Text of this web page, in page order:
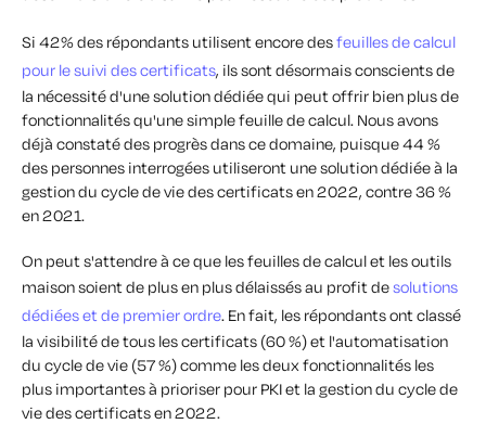
Si 42% des répondants utilisent encore desfeuilles de calcul
pour le suivi des certificats, ils sont désormais conscients de
la nécessité d'une solution dédiée qui peut offrir bien plus de
fonctionnalités qu'une simple feuille de calcul. Nous avons
déjà constaté des progrès dans ce domaine, puisque 44 %
des personnes interrogées utiliseront une solution dédiée à la
gestion du cycle de vie des certificats en 2022, contre 36 %
en 2021.
On peut s'attendre à ce que les feuilles de calcul et les outils
maison soient de plus en plus délaissés au profit desolutions
dédiées et de premier ordre. En fait, les répondants ont classé
la visibilité de tous les certificats (60 %) et l'automatisation
du cycle de vie (57 %) comme les deux fonctionnalités les
plus importantes à prioriser pour PKI et la gestion du cycle de
vie des certificats en 2022.